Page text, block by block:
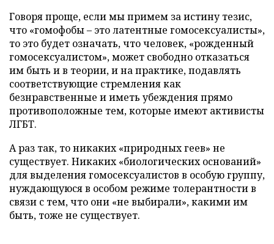
Говоря проще, если мы примем за истину тезис,
что «гомофобы – это латентные гомосексуалисты»,
то это будет означать, что человек, «рожденный
гомосексуалистом», может свободно отказаться
им быть и в теории, и на практике, подавлять
соответствующие стремления как
безнравственные и иметь убеждения прямо
противоположные тем, которые имеют активисты
ЛГБТ.
А раз так, то никаких «природных геев» не
существует. Никаких «биологических оснований»
для выделения гомосексуалистов в особую группу,
нуждающуюся в особом режиме толерантности в
связи с тем, что они «не выбирали», какими им
быть, тоже не существует.